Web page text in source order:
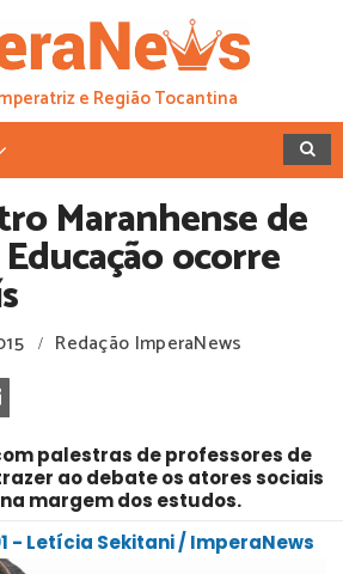
e Região Tocantina
Maranhense de
ocorre
/ Redação ImperaNews
palestras de professores de
ao debate os atores sociais
margem dos estudos.
- Letícia Sekitani / ImperaNews